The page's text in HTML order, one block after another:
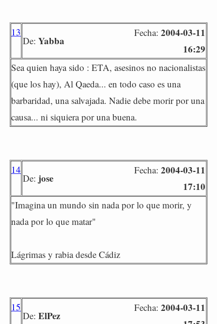
13
De: Yabba
Fecha: 2004-03-11
16:29
Sea quien haya sido : ETA, asesinos no nacionalistas
(que los hay), Al Qaeda... en todo caso es una
barbaridad, una salvajada. Nadie debe morir por una
causa... ni siquiera por una buena.
14
De: jose
Fecha: 2004-03-11
17:10
"Imagina un mundo sin nada por lo que morir, y
nada por lo que matar"
Lágrimas y rabia desde Cádiz
15
De: ElPez
Fecha: 2004-03-11